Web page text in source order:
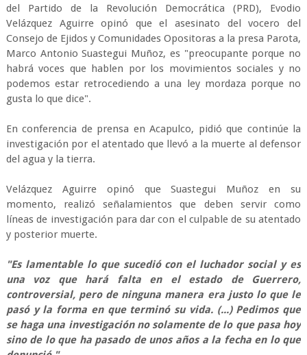
del Partido de la Revolución Democrática (PRD), Evodio
Velázquez Aguirre opinó que el asesinato del vocero del
Consejo de Ejidos y Comunidades Opositoras a la presa Parota,
Marco Antonio Suastegui Muñoz, es "preocupante porque no
habrá voces que hablen por los movimientos sociales y no
podemos estar retrocediendo a una ley mordaza porque no
gusta lo que dice".
En conferencia de prensa en Acapulco, pidió que continúe la
investigación por el atentado que llevó a la muerte al defensor
del agua y la tierra.
Velázquez Aguirre opinó que Suastegui Muñoz en su
momento, realizó señalamientos que deben servir como
líneas de investigación para dar con el culpable de su atentado
y posterior muerte.
"Es lamentable lo que sucedió con el luchador social y es
una voz que hará falta en el estado de Guerrero,
controversial, pero de ninguna manera era justo lo que le
pasó y la forma en que terminó su vida. (...) Pedimos que
se haga una investigación no solamente de lo que pasa hoy
sino de lo que ha pasado de unos años a la fecha en lo que